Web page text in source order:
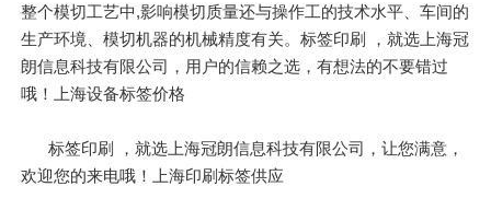
整个模切工艺中,影响模切质量还与操作工的技术水平、车间的
生产环境、模切机器的机械精度有关。标签印刷 ，就选上海冠
朗信息科技有限公司，用户的信赖之选，有想法的不要错过
哦！上海设备标签价格
标签印刷 ，就选上海冠朗信息科技有限公司，让您满意，
欢迎您的来电哦！上海印刷标签供应